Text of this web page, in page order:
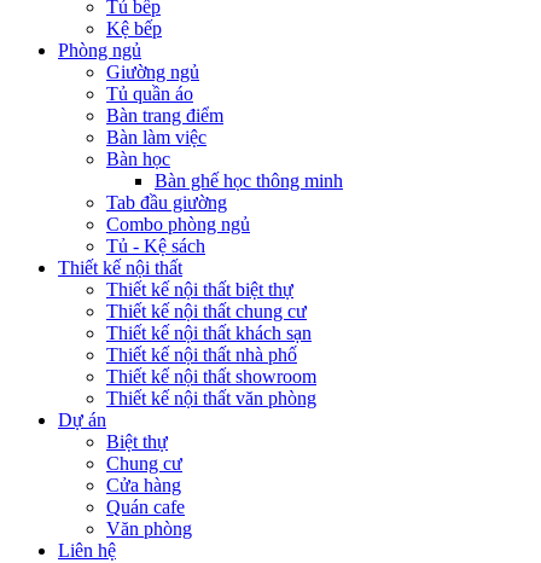
Tủ bếp
Kệ bếp
Phòng ngủ
Giường ngủ
Tủ quần áo
Bàn trang điểm
Bàn làm việc
Bàn học
Bàn ghế học thông minh
Tab đầu giường
Combo phòng ngủ
Tủ - Kệ sách
Thiết kế nội thất
Thiết kế nội thất biệt thự
Thiết kế nội thất chung cư
Thiết kế nội thất khách sạn
Thiết kế nội thất nhà phố
Thiết kế nội thất showroom
Thiết kế nội thất văn phòng
Dự án
Biệt thự
Chung cư
Cửa hàng
Quán cafe
Văn phòng
Liên hệ